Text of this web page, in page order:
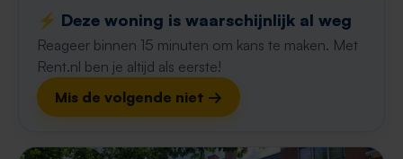
⚡️ Deze woning is waarschijnlijk al weg
Reageer binnen 15 minuten om kans te maken. Met
Rent.nl ben je altijd als eerste!
Mis de volgende niet →